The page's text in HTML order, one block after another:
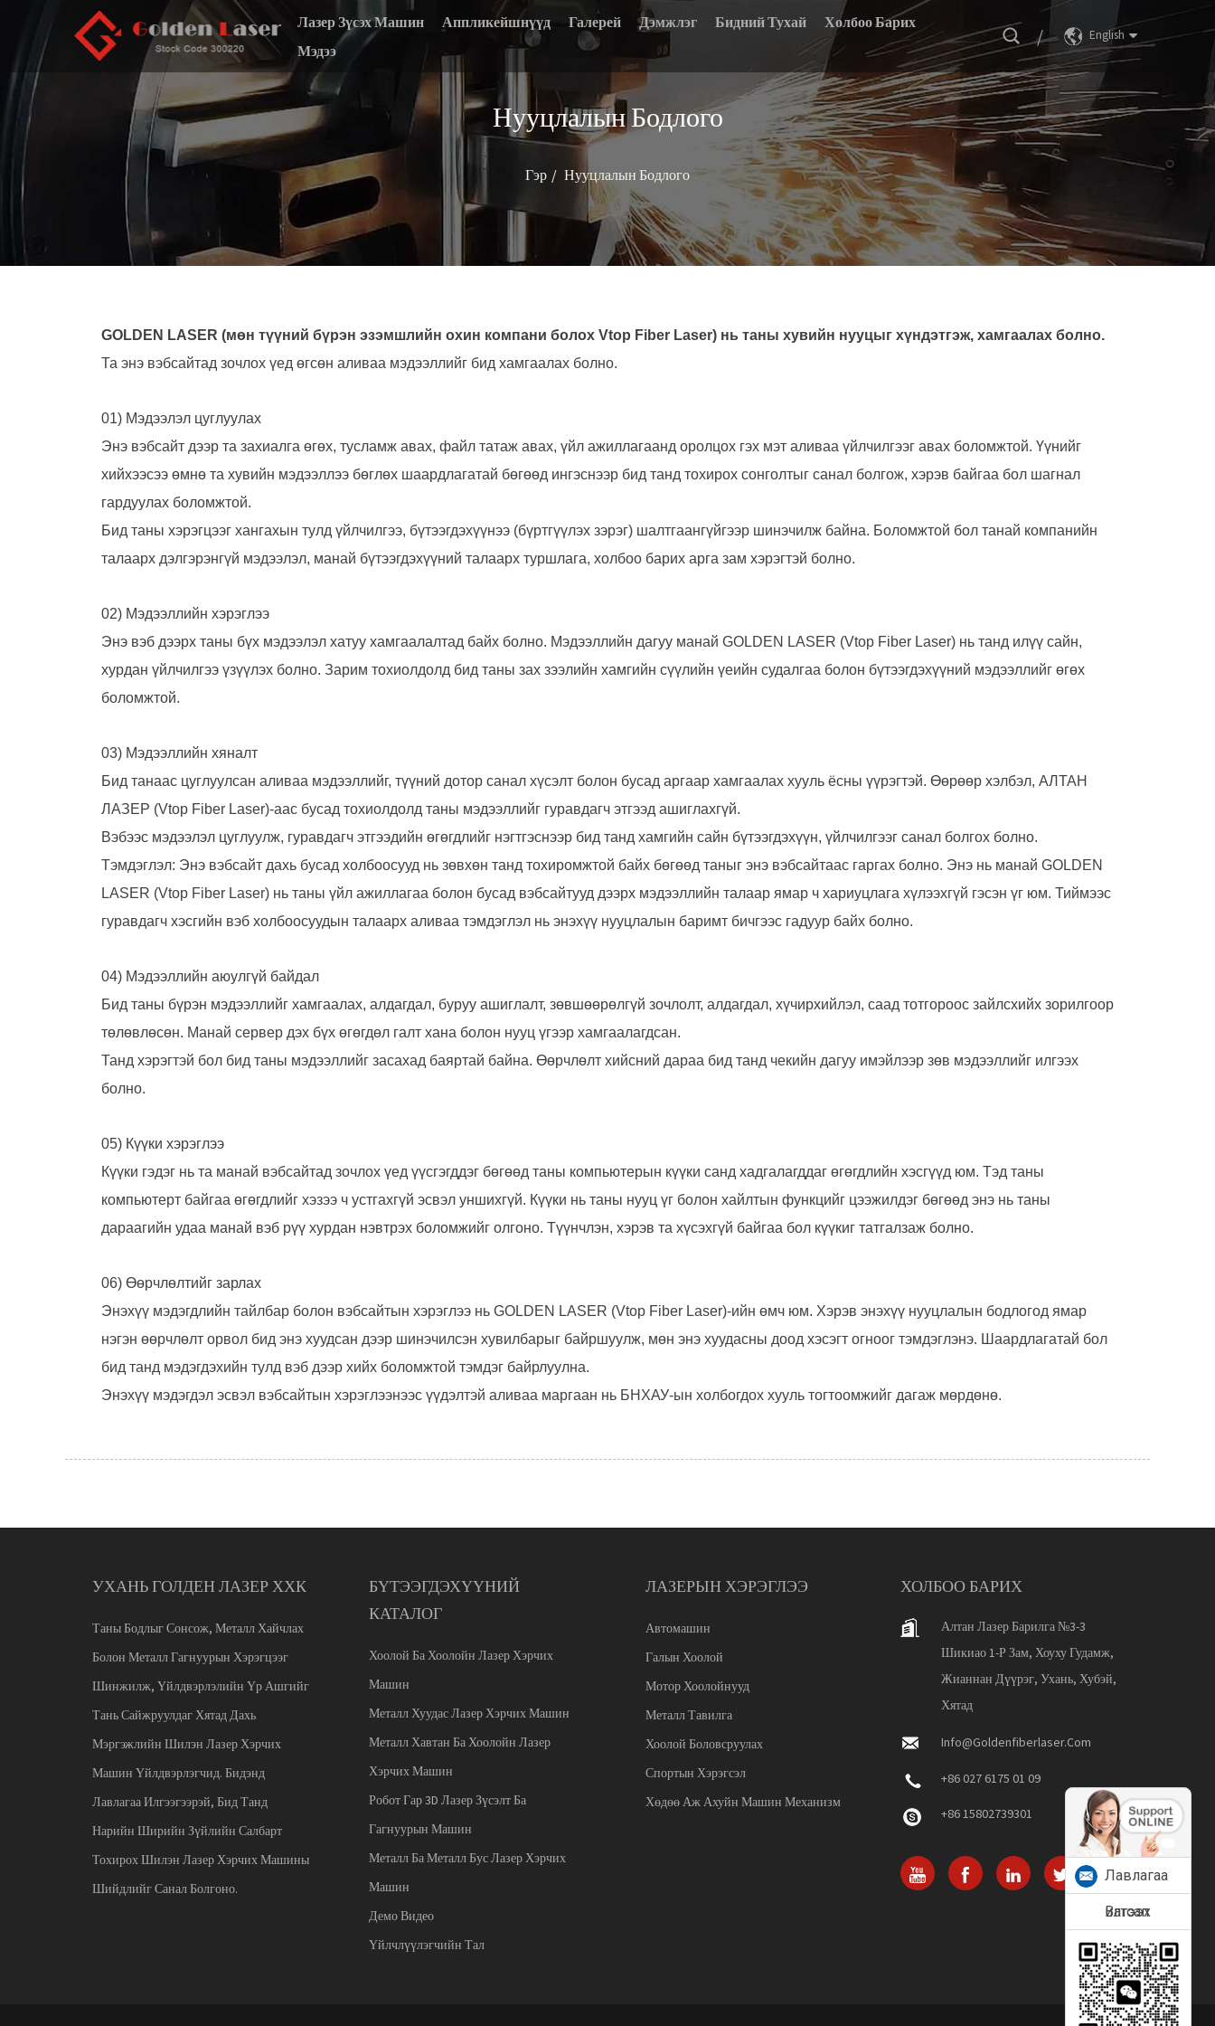
Лазер Зүсэх Машин Аппликейшнүүд Галерей Дэмжлэг Бидний Тухай
Холбоо Барих
Мэдээ
/ English
Нууцлалын Бодлого
Гэр Нууцлалын Бодлого
GOLDEN LASER (мөн түүний бүрэн эзэмшлийн охин компани болох Vtop Fiber Laser) нь таны хувийн нууцыг хүндэтгэж, хамгаалах болно.
Та энэ вэбсайтад зочлох үед өгсөн аливаа мэдээллийг бид хамгаалах болно.
01) Мэдээлэл цуглуулах
Энэ вэбсайт дээр та захиалга өгөх, тусламж авах, файл татаж авах, үйл ажиллагаанд оролцох гэх мэт аливаа үйлчилгээг авах боломжтой. Үүнийг
хийхээсээ өмнө та хувийн мэдээллээ бөглөх шаардлагатай бөгөөд ингэснээр бид танд тохирох сонголтыг санал болгож, хэрэв байгаа бол шагнал
гардуулах боломжтой.
Бид таны хэрэгцээг хангахын тулд үйлчилгээ, бүтээгдэхүүнээ (бүртгүүлэх зэрэг) шалтгаангүйгээр шинэчилж байна. Боломжтой бол танай компанийн
талаарх дэлгэрэнгүй мэдээлэл, манай бүтээгдэхүүний талаарх туршлага, холбоо барих арга зам хэрэгтэй болно.
02) Мэдээллийн хэрэглээ
Энэ вэб дээрх таны бүх мэдээлэл хатуу хамгаалалтад байх болно. Мэдээллийн дагуу манай GOLDEN LASER (Vtop Fiber Laser) нь танд илүү сайн,
хурдан үйлчилгээ үзүүлэх болно. Зарим тохиолдолд бид таны зах зээлийн хамгийн сүүлийн үеийн судалгаа болон бүтээгдэхүүний мэдээллийг өгөх
боломжтой.
03) Мэдээллийн хяналт
Бид танаас цуглуулсан аливаа мэдээллийг, түүний дотор санал хүсэлт болон бусад аргаар хамгаалах хууль ёсны үүрэгтэй. Өөрөөр хэлбэл, АЛТАН
ЛАЗЕР (Vtop Fiber Laser)-аас бусад тохиолдолд таны мэдээллийг гуравдагч этгээд ашиглахгүй.
Вэбээс мэдээлэл цуглуулж, гуравдагч этгээдийн өгөгдлийг нэгтгэснээр бид танд хамгийн сайн бүтээгдэхүүн, үйлчилгээг санал болгох болно.
Тэмдэглэл: Энэ вэбсайт дахь бусад холбоосууд нь зөвхөн танд тохиромжтой байх бөгөөд таныг энэ вэбсайтаас гаргах болно. Энэ нь манай GOLDEN
LASER (Vtop Fiber Laser) нь таны үйл ажиллагаа болон бусад вэбсайтууд дээрх мэдээллийн талаар ямар ч хариуцлага хүлээхгүй гэсэн үг юм. Тиймээс
гуравдагч хэсгийн вэб холбоосуудын талаарх аливаа тэмдэглэл нь энэхүү нууцлалын баримт бичгээс гадуур байх болно.
04) Мэдээллийн аюулгүй байдал
Бид таны бүрэн мэдээллийг хамгаалах, алдагдал, буруу ашиглалт, зөвшөөрөлгүй зочлолт, алдагдал, хүчирхийлэл, саад тотгороос зайлсхийх зорилгоор
төлөвлөсөн. Манай сервер дэх бүх өгөгдөл галт хана болон нууц үгээр хамгаалагдсан.
Танд хэрэгтэй бол бид таны мэдээллийг засахад баяртай байна. Өөрчлөлт хийсний дараа бид танд чекийн дагуу имэйлээр зөв мэдээллийг илгээх
болно.
05) Күүки хэрэглээ
Күүки гэдэг нь та манай вэбсайтад зочлох үед үүсгэгддэг бөгөөд таны компьютерын күүки санд хадгалагддаг өгөгдлийн хэсгүүд юм. Тэд таны
компьютерт байгаа өгөгдлийг хэзээ ч устгахгүй эсвэл уншихгүй. Күүки нь таны нууц үг болон хайлтын функцийг цээжилдэг бөгөөд энэ нь таны
дараагийн удаа манай вэб рүү хурдан нэвтрэх боломжийг олгоно. Түүнчлэн, хэрэв та хүсэхгүй байгаа бол күүкиг татгалзаж болно.
06) Өөрчлөлтийг зарлах
Энэхүү мэдэгдлийн тайлбар болон вэбсайтын хэрэглээ нь GOLDEN LASER (Vtop Fiber Laser)-ийн өмч юм. Хэрэв энэхүү нууцлалын бодлогод ямар
нэгэн өөрчлөлт орвол бид энэ хуудсан дээр шинэчилсэн хувилбарыг байршуулж, мөн энэ хуудасны доод хэсэгт огноог тэмдэглэнэ. Шаардлагатай бол
бид танд мэдэгдэхийн тулд вэб дээр хийх боломжтой тэмдэг байрлуулна.
Энэхүү мэдэгдэл эсвэл вэбсайтын хэрэглээнээс үүдэлтэй аливаа маргаан нь БНХАУ-ын холбогдох хууль тогтоомжийг дагаж мөрдөнө.
УХАНЬ ГОЛДЕН ЛАЗЕР ХХК
Таны Бодлыг Сонсож, Металл Хайчлах
Болон Металл Гагнуурын Хэрэгцээг
Шинжилж, Үйлдвэрлэлийн Үр Ашгийг
Тань Сайжруулдаг Хятад Дахь
Мэргэжлийн Шилэн Лазер Хэрчих
Машин Үйлдвэрлэгчид. Бидэнд
Лавлагаа Илгээгээрэй, Бид Танд
Нарийн Ширийн Зүйлийн Салбарт
Тохирох Шилэн Лазер Хэрчих Машины
Шийдлийг Санал Болгоно.
БҮТЭЭГДЭХҮҮНИЙ
КАТАЛОГ
Хоолой Ба Хоолойн Лазер Хэрчих
Машин
Металл Хуудас Лазер Хэрчих Машин
Металл Хавтан Ба Хоолойн Лазер
Хэрчих Машин
Робот Гар 3D Лазер Зүсэлт Ба
Гагнуурын Машин
Металл Ба Металл Бус Лазер Хэрчих
Машин
Демо Видео
Үйлчлүүлэгчийн Тал
ЛАЗЕРЫН ХЭРЭГЛЭЭ
Автомашин
Галын Хоолой
Мотор Хоолойнууд
Металл Тавилга
Хоолой Боловсруулах
Спортын Хэрэгсэл
Хөдөө Аж Ахуйн Машин Механизм
ХОЛБОО БАРИХ
Алтан Лазер Барилга №3-3
Шикиао 1-Р Зам, Хоуху Гудамж,
Жианнан Дүүрэг, Ухань, Хубэй,
Хятад
Info@goldenfiberlaser.com
+86 027 6175 01 09
+86 15802739301
Лавлагаа
илгээх
Ватсап